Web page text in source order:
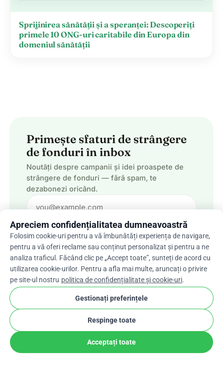
Sprijinirea sănătății și a speranței: Descoperiți
primele 10 ONG-uri caritabile din Europa din
domeniul sănătății
Primește sfaturi de strângere
de fonduri în inbox
Noutăți despre campanii și idei proaspete de
strângere de fonduri — fără spam, te
dezabonezi oricând.
Abonează-te
Păstrează tot ce
strângi
0% comision platformă
Începe o strângere de fonduri
Apreciem confidențialitatea dumneavoastră
Folosim cookie-uri pentru a vă îmbunătăți experiența de navigare,
pentru a vă oferi reclame sau conținut personalizat și pentru a ne
analiza traficul. Făcând clic pe „Accept toate”, sunteți de acord cu
utilizarea cookie-urilor. Pentru a afla mai multe, aruncați o privire
pe site-ul nostru politica de confidențialitate și cookie-uri.
Gestionați preferințele
Respinge toate
Acceptați toate